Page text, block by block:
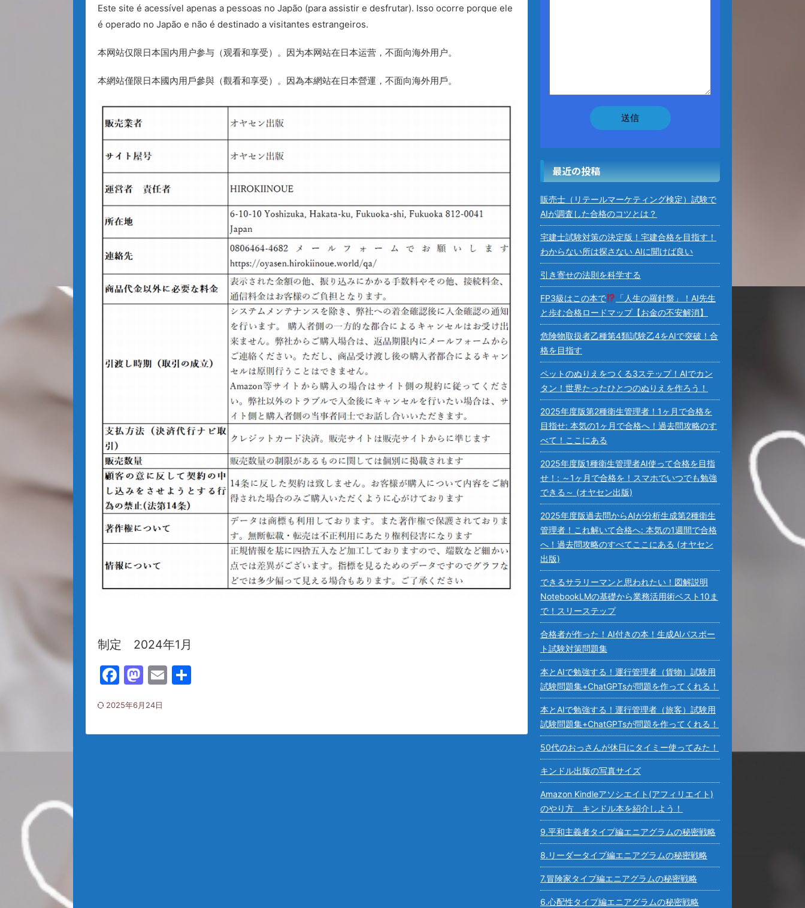
Este site é acessível apenas a pessoas no Japão (para assistir e desfrutar). Isso ocorre porque ele
é operado no Japão e não é destinado a visitantes estrangeiros.
本网站仅限日本国内用户参与（观看和享受）。因为本网站在日本运营，不面向海外用户。
本網站僅限日本國內用戶參與（觀看和享受）。因為本網站在日本營運，不面向海外用戶。
制定 2024年1月
F
c
e
M
st
o
E
l
2025年6月24日
最近の投稿
販売士（リテールマーケティング検定）試験で
AIが調査した合格のコツとは？
宅建士試験対策の決定版！宅建合格を目指す！
わからない所は探さない AIに聞けば良い
引き寄せの法則を科学する
FP3級はこの本で
「人生の羅針盤」！AI先生
と歩む合格ロードマップ【お金の不安解消】
危険物取扱者乙種第4類試験乙4をAIで突破！合
格を目指す
ペットのぬりえをつくる3ステップ！AIでカン
タン！世界たったひとつのぬりえを作ろう！
2025年度版第2種衛生管理者！1ヶ月で合格を
目指せ: 本気の1ヶ月で合格へ！過去問攻略のす
べて！ここにある
2025年度版1種衛生管理者AI使って合格を目指
せ！: ～1ヶ月で合格を！スマホでいつでも勉強
できる～ (オヤセン出版)
2025年度版過去問からAIが分析生成第2種衛生
管理者！これ解いて合格へ: 本気の1週間で合格
へ！過去問攻略のすべてここにある (オヤセン
出版)
できるサラリーマンと思われたい！図解説明
NotebookLMの基礎から業務活用術ベスト10ま
で！スリーステップ
合格者が作った！AI付きの本！生成AIパスポー
ト試験対策問題集
本とAIで勉強する！運行管理者（貨物）試験用
試験問題集+ChatGPTsが問題を作ってくれる！
本とAIで勉強する！運行管理者（旅客）試験用
試験問題集+ChatGPTsが問題を作ってくれる！
50代のおっさんが休日にタイミー使ってみた！
キンドル出版の写真サイズ
Amazon Kindleアソシエイト(アフィリエイト)
のやり方 キンドル本を紹介しよう！
9.平和主義者タイプ編エニアグラムの秘密戦略
8.リーダータイプ編エニアグラムの秘密戦略
7.冒険家タイプ編エニアグラムの秘密戦略
6.心配性タイプ編エニアグラムの秘密戦略